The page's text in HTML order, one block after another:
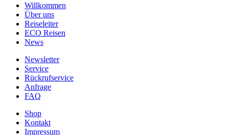
Willkommen
Über uns
Reiseleiter
ECO Reisen
News
Newsletter
Service
Rückrufservice
Anfrage
FAQ
Shop
Kontakt
Impressum